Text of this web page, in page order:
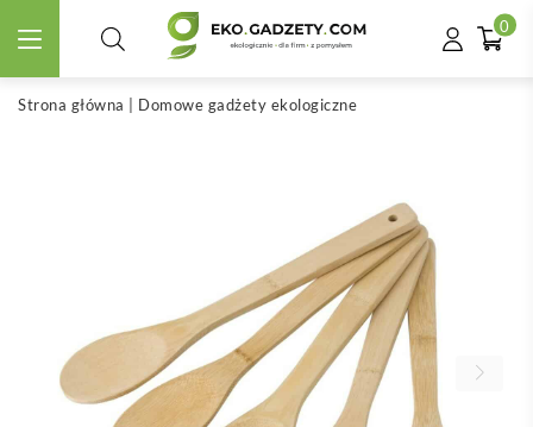
0
Strona główna Domowe gadżety ekologiczne